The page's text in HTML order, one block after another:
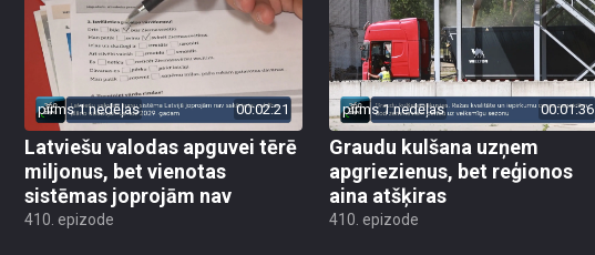
pirms 1 nedēļas 00:02:21
Latviešu valodas apguvei tērē
miljonus, bet vienotas
sistēmas joprojām nav
410. epizode
pirms 1 nedēļas 00:01:36
Graudu kulšana uzņem
apgriezienus, bet reģionos
aina atšķiras
410. epizode